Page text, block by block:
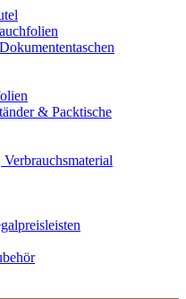
& Packtische